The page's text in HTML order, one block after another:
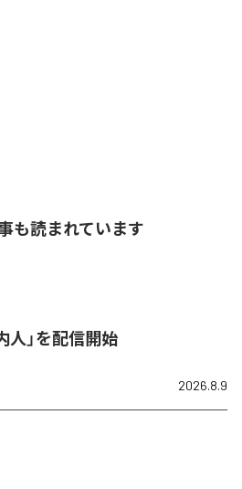
も読まれています
人」を配信開始
2026.8.9